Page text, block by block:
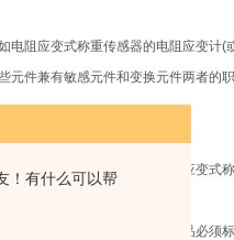
！有什么可以帮
电阻应变式称重传感器的电阻应变
件兼有敏感元件和变换元件两者
录或控制提供方便。如电阻应变式
能工作。因此，作为一个产品必须